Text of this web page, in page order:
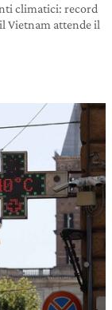
climatici: record
Vietnam attende il